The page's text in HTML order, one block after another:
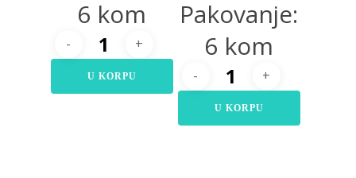
6 kom
U KORPU
Pakovanje:
6 kom
U KORPU